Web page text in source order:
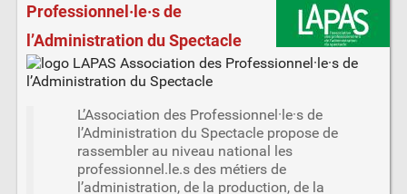
Professionnel·le·s de
l’Administration du Spectacle
L’Association des Professionnel·le·s de
l’Administration du Spectacle propose de
rassembler au niveau national les
professionnel.le.s des métiers de
l’administration, de la production, de la